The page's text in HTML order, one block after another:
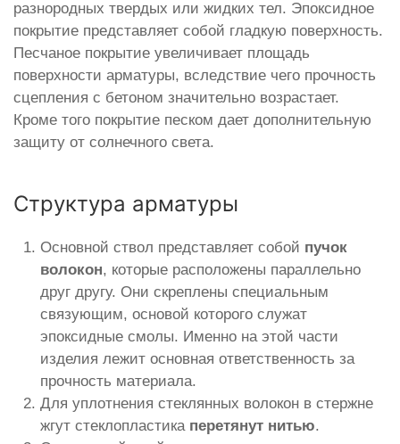
разнородных твердых или жидких тел. Эпоксидное
покрытие представляет собой гладкую поверхность.
Песчаное покрытие увеличивает площадь
поверхности арматуры, вследствие чего прочность
сцепления с бетоном значительно возрастает.
Кроме того покрытие песком дает дополнительную
защиту от солнечного света.
Структура арматуры
Основной ствол представляет собой пучок
волокон, которые расположены параллельно
друг другу. Они скреплены специальным
связующим, основой которого служат
эпоксидные смолы. Именно на этой части
изделия лежит основная ответственность за
прочность материала.
Для уплотнения стеклянных волокон в стержне
жгут стеклопластика перетянут нитью.